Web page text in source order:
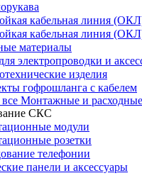
кабельная линия
кабельная линия
материалы
электропроводки и
изделия
гофрошланга с кабелем
все Монтажные и
СКС
модули
розетки
телефонии
панели и аксессуары